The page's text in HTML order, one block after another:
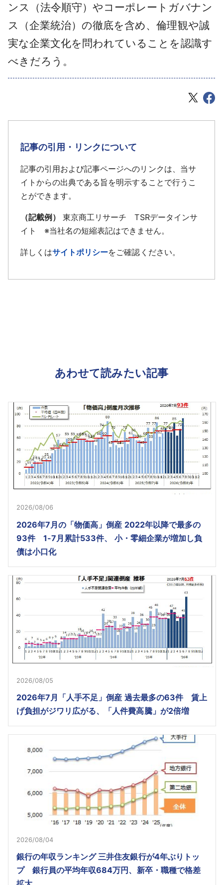
ンス（法令順守）やコーポレートガバナン
ス（企業統治）の徹底を含め、倫理観や誠
実な企業文化を問われていることを認識す
べきだろう。
記事の引用・リンクについて
記事の引用および記事ページへのリンクは、当サ
イトからの出典である旨を明示することで行うこ
とができます。
（記載例）
東京商工リサーチ TSRデータインサ
イト ※当社名の短縮表記はできません。
詳しくはサイトポリシーをご確認ください。
あわせて読みたい記事
2026/08/06
2026年7月の「物価高」倒産 2022年以降で最多の
93件 1-7月累計533件、 小・零細企業が増加し負
債は小口化
2026/08/05
2026年7月「人手不足」倒産 過去最多の63件 賃上
げ負担がジワリ広がる、「人件費高騰」が2倍増
2026/08/04
銀行の年収ランキング 三井住友銀行が4年ぶりトッ
プ 銀行員の平均年収684万円、新卒・職種で格差